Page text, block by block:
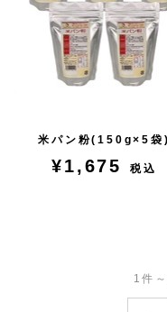
米パン粉(150g×5袋)
¥1,675 税込
1件